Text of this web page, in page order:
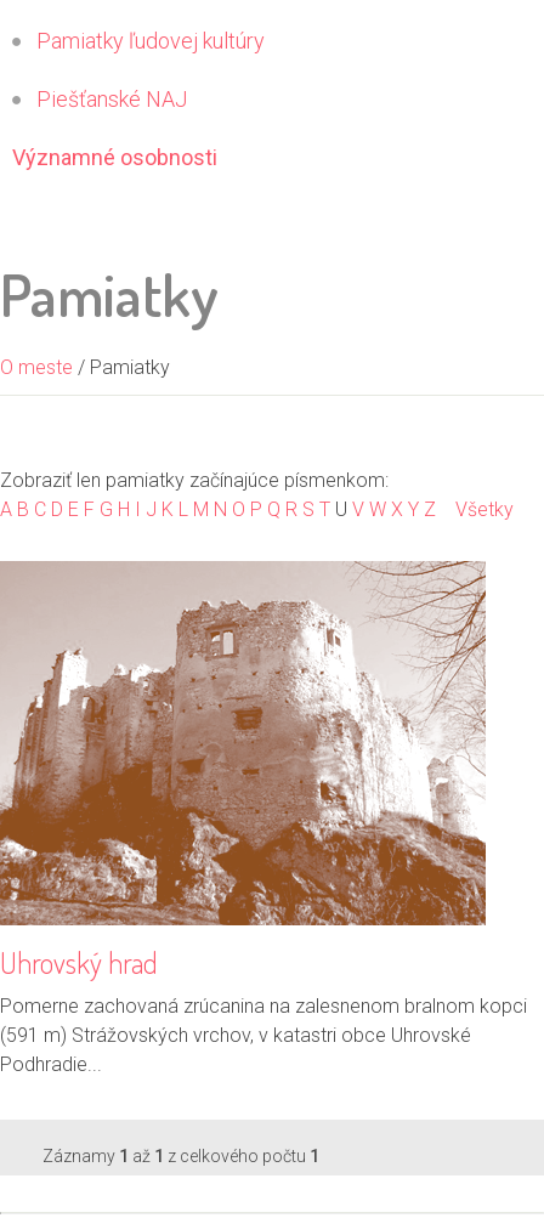
Pamiatky ľudovej kultúry
Piešťanské NAJ
Významné osobnosti
Pamiatky
O meste / Pamiatky
Zobraziť len pamiatky začínajúce písmenkom:
A B C D E F G H I J K L M N O P Q R S T U V W X Y Z Všetky
Uhrovský hrad
Pomerne zachovaná zrúcanina na zalesnenom bralnom kopci
(591 m) Strážovských vrchov, v katastri obce Uhrovské
Podhradie...
Záznamy 1 až 1 z celkového počtu 1